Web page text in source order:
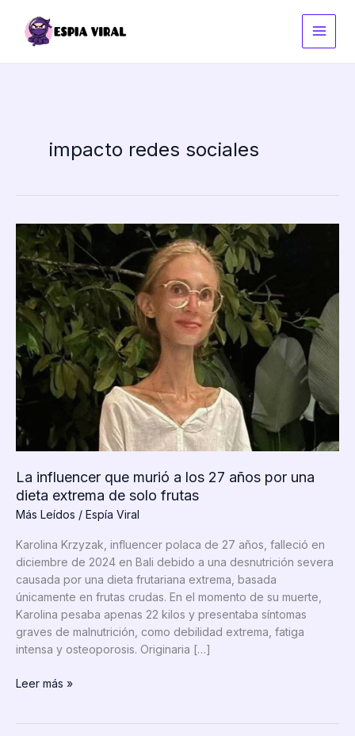
contenido
impacto redes sociales
La influencer que murió a los 27 años por una
dieta extrema de solo frutas
Más Leídos / Espía Viral
Karolina Krzyzak, influencer polaca de 27 años, falleció en
diciembre de 2024 en Bali debido a una desnutrición severa
causada por una dieta frutariana extrema, basada
únicamente en frutas crudas. En el momento de su muerte,
Karolina pesaba apenas 22 kilos y presentaba síntomas
graves de malnutrición, como debilidad extrema, fatiga
intensa y osteoporosis. Originaria […]
La
Leer más »